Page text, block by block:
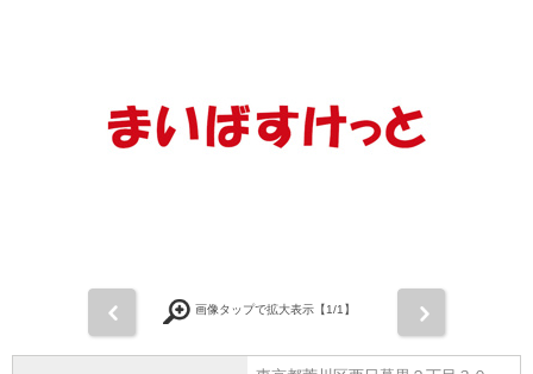
画像タップで拡大表示【1/1】